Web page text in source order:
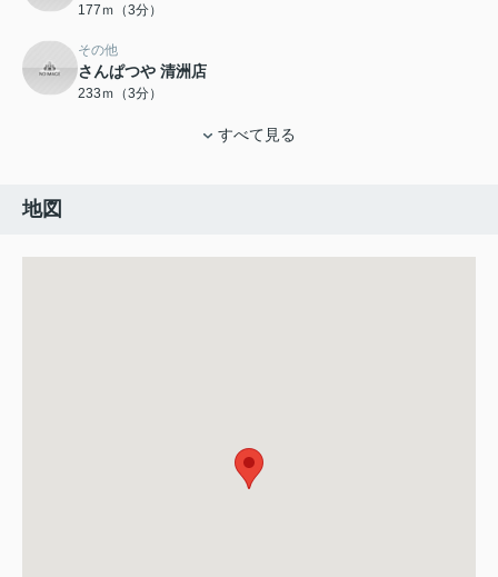
177ｍ（3分）
その他
さんぱつや 清洲店
233ｍ（3分）
すべて見る
地図